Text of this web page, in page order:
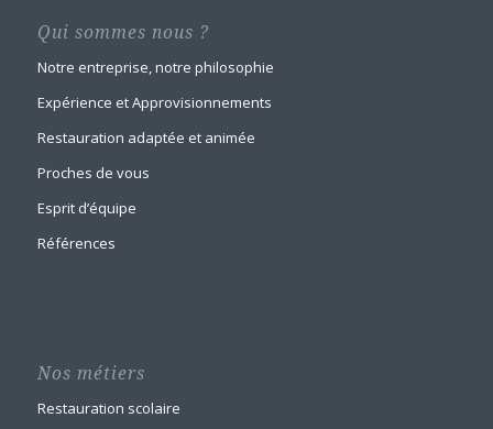
Qui sommes nous ?
Notre entreprise, notre philosophie
Expérience et Approvisionnements
Restauration adaptée et animée
Proches de vous
Esprit d’équipe
Références
Nos métiers
Restauration scolaire